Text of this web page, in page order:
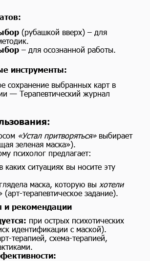
(рубашкой вверх) – для
– для осознанной работы.
инструменты:
сохранение выбранных карт в
— Терапевтический журнал
«Устал притворяться»выбирает
зеленая маска»).
психолог предлагает:
ситуациях вы носите эту
маска, которую вы хотели
(арт-терапевтическое задание).
и рекомендации
при острых психотических
идентификации с маской).
терапией, схема-терапией,